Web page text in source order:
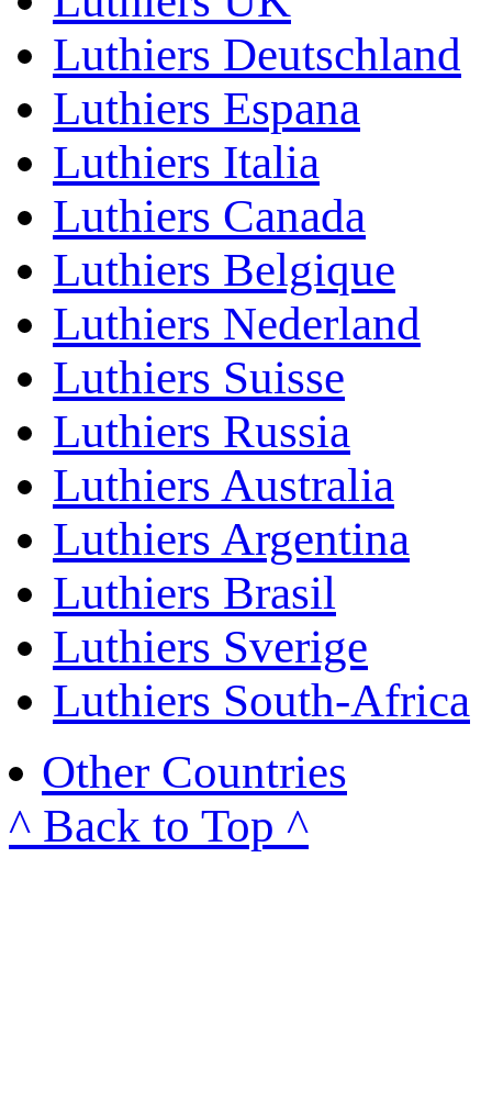
Luthiers Deutschland
Luthiers Espana
Luthiers Italia
Luthiers Canada
Luthiers Belgique
Luthiers Nederland
Luthiers Suisse
Luthiers Russia
Luthiers Australia
Luthiers Argentina
Luthiers Brasil
Luthiers Sverige
Luthiers South-Africa
Other Countries
^ Back to Top ^